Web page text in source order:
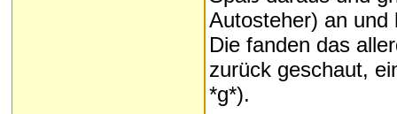
Autosteher) an und
Die fanden das
zurück geschaut,
*g*).